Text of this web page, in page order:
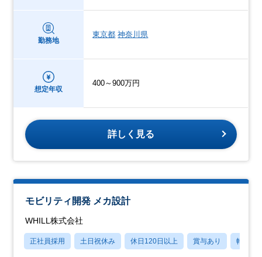
勤務地
東京都 神奈川県
想定年収
400～900万円
詳しく見る
モビリティ開発 メカ設計
WHILL株式会社
正社員採用 土日祝休み 休日120日以上 賞与あり 転勤な